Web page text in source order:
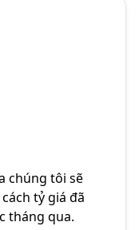
chúng tôi sẽ
tỷ giá đã
tháng qua.